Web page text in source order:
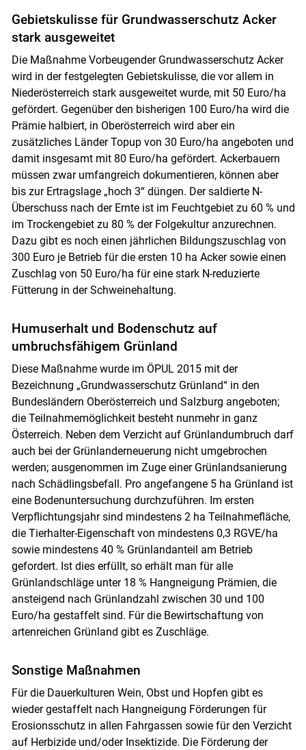
Gebietskulisse für Grundwasserschutz Acker
stark ausgeweitet
Die Maßnahme Vorbeugender Grundwasserschutz Acker
wird in der festgelegten Gebietskulisse, die vor allem in
Niederösterreich stark ausgeweitet wurde, mit 50 Euro/ha
gefördert. Gegenüber den bisherigen 100 Euro/ha wird die
Prämie halbiert, in Oberösterreich wird aber ein
zusätzliches Länder Topup von 30 Euro/ha angeboten und
damit insgesamt mit 80 Euro/ha gefördert. Ackerbauern
müssen zwar umfangreich dokumentieren, können aber
bis zur Ertragslage „hoch 3“ düngen. Der saldierte N-
Überschuss nach der Ernte ist im Feuchtgebiet zu 60 % und
im Trockengebiet zu 80 % der Folgekultur anzurechnen.
Dazu gibt es noch einen jährlichen Bildungszuschlag von
300 Euro je Betrieb für die ersten 10 ha Acker sowie einen
Zuschlag von 50 Euro/ha für eine stark N-reduzierte
Fütterung in der Schweinehaltung.
Humuserhalt und Bodenschutz auf
umbruchsfähigem Grünland
Diese Maßnahme wurde im ÖPUL 2015 mit der
Bezeichnung „Grundwasserschutz Grünland“ in den
Bundesländern Oberösterreich und Salzburg angeboten;
die Teilnahmemöglichkeit besteht nunmehr in ganz
Österreich. Neben dem Verzicht auf Grünlandumbruch darf
auch bei der Grünlanderneuerung nicht umgebrochen
werden; ausgenommen im Zuge einer Grünlandsanierung
nach Schädlingsbefall. Pro angefangene 5 ha Grünland ist
eine Bodenuntersuchung durchzuführen. Im ersten
Verpflichtungsjahr sind mindestens 2 ha Teilnahmefläche,
die Tierhalter-Eigenschaft von mindestens 0,3 RGVE/ha
sowie mindestens 40 % Grünlandanteil am Betrieb
gefordert. Ist dies erfüllt, so erhält man für alle
Grünlandschläge unter 18 % Hangneigung Prämien, die
ansteigend nach Grünlandzahl zwischen 30 und 100
Euro/ha gestaffelt sind. Für die Bewirtschaftung von
artenreichen Grünland gibt es Zuschläge.
Sonstige Maßnahmen
Für die Dauerkulturen Wein, Obst und Hopfen gibt es
wieder gestaffelt nach Hangneigung Förderungen für
Erosionsschutz in allen Fahrgassen sowie für den Verzicht
auf Herbizide und/oder Insektizide. Die Förderung der